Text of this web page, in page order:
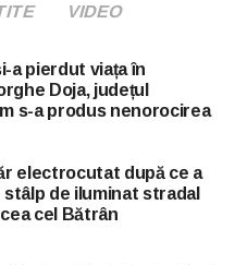
VIDEO
a pierdut viața în
Doja, județul
s-a produs nenorocirea
electrocutat după ce a
stâlp de iluminat stradal
cel Bătrân